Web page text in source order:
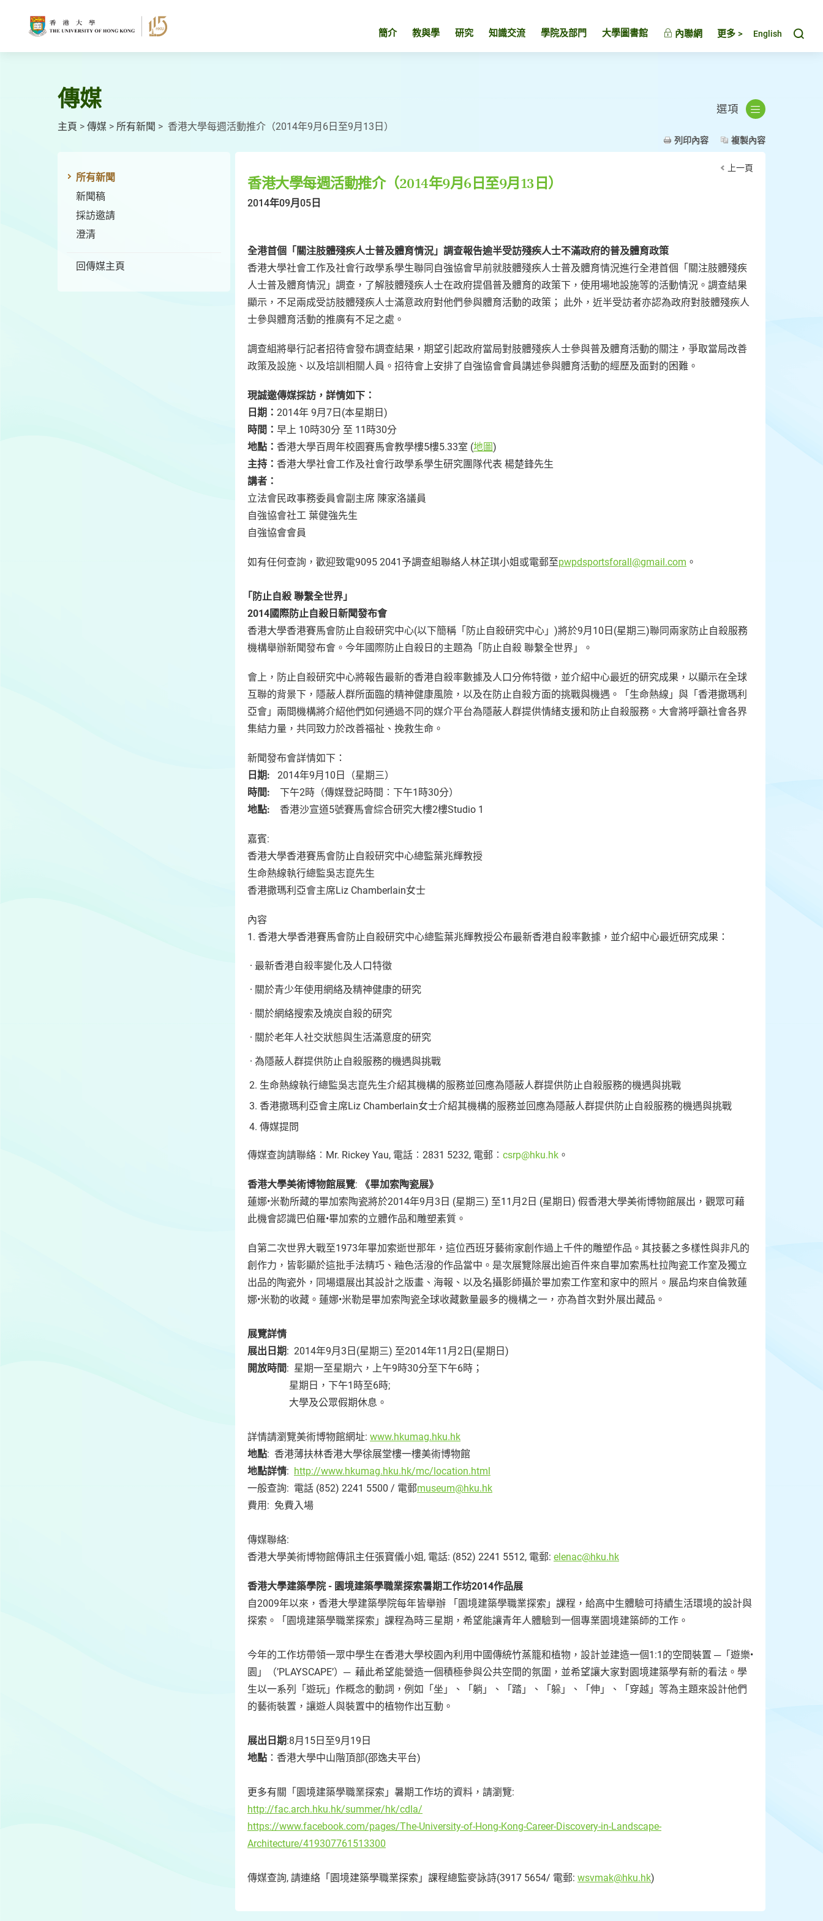
簡介 教與學 研究 知識交流 學院及部門 大學圖書館 內聯網 更多 > English
傳媒
主頁 > 傳媒 > 所有新聞 > 香港大學每週活動推介（2014年9月6日至9月13日）
選項
列印內容 複製內容
所有新聞
新聞稿
採訪邀請
澄清
回傳媒主頁
上一頁
香港大學每週活動推介（2014年9月6日至9月13日）
2014年09月05日
全港首個「關注肢體殘疾人士普及體育情況」調查報告逾半受訪殘疾人士不滿政府的普及體育政策
香港大學社會工作及社會行政學系學生聯同自強協會早前就肢體殘疾人士普及體育情況進行全港首個「關注肢體殘疾
人士普及體育情況」調查，了解肢體殘疾人士在政府提倡普及體育的政策下，使用場地設施等的活動情況。調查結果
顯示，不足兩成受訪肢體殘疾人士滿意政府對他們參與體育活動的政策； 此外，近半受訪者亦認為政府對肢體殘疾人
士參與體育活動的推廣有不足之處。
調查組將舉行記者招待會發布調查結果，期望引起政府當局對肢體殘疾人士參與普及體育活動的關注，爭取當局改善
政策及設施、以及培訓相關人員。招待會上安排了自強協會會員講述參與體育活動的經歷及面對的困難。
現誠邀傳媒採訪，詳情如下：
日期： 2014年 9月7日(本星期日)
時間： 早上 10時30分 至 11時30分
地點： 香港大學百周年校園賽馬會教學樓5樓5.33室 (地圖)
主持： 香港大學社會工作及社會行政學系學生研究團隊代表 楊楚鋒先生
講者：
立法會民政事務委員會副主席 陳家洛議員
自強協會社工 葉健強先生
自強協會會員
如有任何查詢，歡迎致電9095 2041予調查組聯絡人林芷琪小姐或電郵至pwpdsportsforall@gmail.com 。
｢ 防止自殺 聯繫全世界 ｣
2014國際防止自殺日新聞發布會
香港大學香港賽馬會防止自殺研究中心(以下簡稱「防止自殺研究中心」)將於9月10日(星期三)聯同兩家防止自殺服務
機構舉辦新聞發布會。今年國際防止自殺日的主題為「防止自殺 聯繫全世界」。
會上，防止自殺研究中心將報告最新的香港自殺率數據及人口分佈特徵，並介紹中心最近的研究成果，以顯示在全球
互聯的背景下，隱蔽人群所面臨的精神健康風險，以及在防止自殺方面的挑戰與機遇。「生命熱線」與「香港撒瑪利
亞會」兩間機構將介紹他們如何通過不同的媒介平台為隱蔽人群提供情緒支援和防止自殺服務。大會將呼籲社會各界
集結力量，共同致力於改善福祉、挽救生命。
新聞發布會詳情如下：
日期: 2014年9月10日（星期三）
時間: 下午2時（傳媒登記時間︰下午1時30分）
地點:
香港沙宣道5號賽馬會綜合研究大樓2樓Studio 1
嘉賓:
香港大學香港賽馬會防止自殺研究中心總監葉兆輝教授
生命熱線執行總監吳志崑先生
香港撒瑪利亞會主席Liz Chamberlain女士
內容
1. 香港大學香港賽馬會防止自殺研究中心總監葉兆輝教授公布最新香港自殺率數據，並介紹中心最近研究成果：
最新香港自殺率變化及人口特徵
關於青少年使用網絡及精神健康的研究
關於網絡搜索及燒炭自殺的研究
關於老年人社交狀態與生活滿意度的研究
為隱蔽人群提供防止自殺服務的機遇與挑戰
生命熱線執行總監吳志崑先生介紹其機構的服務並回應為隱蔽人群提供防止自殺服務的機遇與挑戰
香港撒瑪利亞會主席Liz Chamberlain女士介紹其機構的服務並回應為隱蔽人群提供防止自殺服務的機遇與挑戰
傳媒提問
傳媒查詢請聯絡︰Mr. Rickey Yau, 電話︰2831 5232, 電郵︰ csrp@hku.hk 。
香港大學美術博物館展覽:
《畢加索陶瓷展》
蓮娜•米勒所藏的畢加索陶瓷將於2014年9月3日 (星期三) 至11月2日 (星期日) 假香港大學美術博物館展出，觀眾可藉
此機會認識巴伯羅•畢加索的立體作品和雕塑素質。
自第二次世界大戰至1973年畢加索逝世那年，這位西班牙藝術家創作過上千件的雕塑作品。其技藝之多樣性與非凡的
創作力，皆彰顯於這批手法精巧、釉色活潑的作品當中。是次展覽除展出逾百件來自畢加索馬杜拉陶瓷工作室及獨立
出品的陶瓷外，同場還展出其設計之版畫、海報、以及名攝影師攝於畢加索工作室和家中的照片。展品均來自倫敦蓮
娜•米勒的收藏。蓮娜•米勒是畢加索陶瓷全球收藏數量最多的機構之一，亦為首次對外展出藏品。
展覽詳情
展出日期: 2014年9月3日(星期三) 至2014年11月2日(星期日)
開放時間: 星期一至星期六，上午9時30分至下午6時；
星期日，下午1時至6時;
大學及公眾假期休息。
詳情請瀏覽美術博物館網址: www.hkumag.hku.hk
地點: 香港薄扶林香港大學徐展堂樓一樓美術博物館
地點詳情: http://www.hkumag.hku.hk/mc/location.html
一般查詢: 電話 (852) 2241 5500 / 電郵museum@hku.hk
費用: 免費入場
傳媒聯絡:
香港大學美術博物館傳訊主任張寶儀小姐, 電話: (852) 2241 5512, 電郵: elenac@hku.hk
香港大學建築學院 - 園境建築學職業探索暑期工作坊2014作品展
自2009年以來，香港大學建築學院每年皆舉辦 「園境建築學職業探索」課程，給高中生體驗可持續生活環境的設計與
探索。「園境建築學職業探索」課程為時三星期，希望能讓青年人體驗到一個專業園境建築師的工作。
今年的工作坊帶領一眾中學生在香港大學校園內利用中國傳統竹蒸籠和植物，設計並建造一個1:1的空間裝置 ─「遊樂•
園」（’PLAYSCAPE’）─ 藉此希望能營造一個積極參與公共空間的氛圍，並希望讓大家對園境建築學有新的看法。學
生以一系列「遊玩」作概念的動詞，例如「坐」、「躺」、「踏」、「躲」、「伸」、「穿越」等為主題來設計他們
的藝術裝置，讓遊人與裝置中的植物作出互動。
展出日期:8月15日至9月19日
地點 ：香港大學中山階頂部(邵逸夫平台)
更多有關「園境建築學職業探索」暑期工作坊的資料，請瀏覽:
http://fac.arch.hku.hk/summer/hk/cdla/
https://www.facebook.com/pages/The-University-of-Hong-Kong-Career-Discovery-in-Landscape-
Architecture/419307761513300
傳媒查詢, 請連絡「園境建築學職業探索」課程總監麥詠詩(3917 5654/ 電郵: wsvmak@hku.hk)